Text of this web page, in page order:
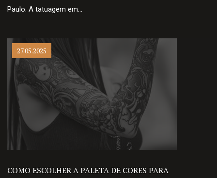
Paulo. A tatuagem em…
27.05.2025
COMO ESCOLHER A PALETA DE CORES PARA